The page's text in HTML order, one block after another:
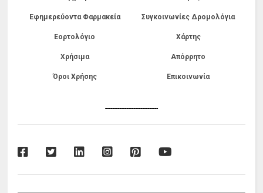
Εφημερεύοντα Φαρμακεία Συγκοινωνίες Δρομολόγια
Εορτολόγιο Χάρτης
Χρήσιμα Απόρρητο
Όροι Χρήσης Επικοινωνία
------------------------------